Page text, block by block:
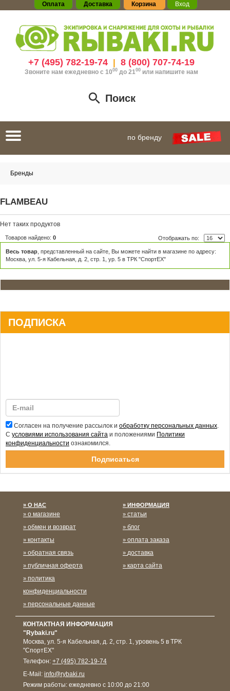
Оплата Доставка Корзина Вход
+7 (495) 782-19-74| 8 (800) 707-74-19
Звоните нам ежедневно с 1000до 21 00 или напишите нам
Поиск
Toggle
navigation
по бренду
Бренды
FLAMBEAU
Нет таких продуктов
Товаров найдено: 0 Отображать по:
Весь товар , представленный на сайте, Вы можете найти в магазине по адресу:
Москва, ул. 5-я Кабельная, д. 2, стр. 1, ур. 5 в ТРК "СпортЕХ"
ПОДПИСКА
Согласен на получение рассылок и обработку персональных данных
С условиями использования сайта и положениями Политики
конфиденциальности ознакомился.
Спасибо за подписку!
О НАС
о магазине
обмен и возврат
контакты
обратная связь
публичная оферта
политика
конфиденциальности
персональные данные
ИНФОРМАЦИЯ
статьи
блог
оплата заказа
доставка
карта сайта
КОНТАКТНАЯ ИНФОРМАЦИЯ
"Rybaki.ru"
Москва, ул. 5-я Кабельная, д. 2, стр. 1, уровень 5 в ТРК
"СпортЕХ"
Телефон: +7 (495) 782-19-74
E-Mail: info@rybaki.ru
Режим работы: ежедневно с 10:00 до 21:00